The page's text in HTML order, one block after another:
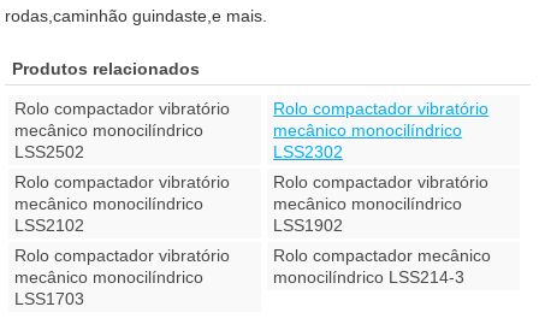
rodas,caminhão guindaste,e mais.
Produtos relacionados
Rolo compactador vibratório
mecânico monocilíndrico
LSS2502
Rolo compactador vibratório
mecânico monocilíndrico
LSS2302
Rolo compactador vibratório
mecânico monocilíndrico
LSS2102
Rolo compactador vibratório
mecânico monocilíndrico
LSS1902
Rolo compactador vibratório
mecânico monocilíndrico
LSS1703
Rolo compactador mecânico
monocilíndrico LSS214-3